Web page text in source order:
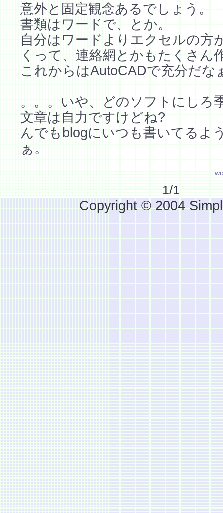
意外と固定観念あるでしょう。
書類はワードで、とか。
自分はワードよりエクセルの方
くって、連絡網とかもたくさん
これからはAutoCADで充分だな
。。。いや、どのソフトにしろ
文章は自力ですけどね?
んでもblogにいつも書いてるよ
ぁ。
1/1
Copyright © 2004